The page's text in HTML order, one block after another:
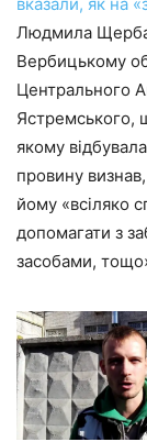
Людмила
Вербицькому
Центрального
Ястремського,
якому
провину
йому «всіляко
допомагати з
засобами,